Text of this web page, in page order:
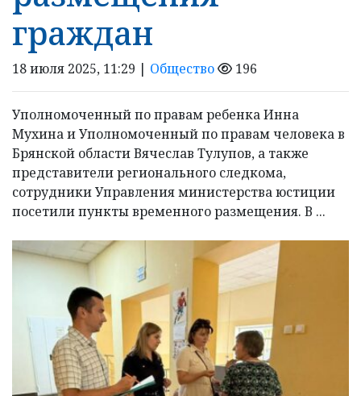
граждан
18 июля 2025, 11:29 | Общество 196
Уполномоченный по правам ребенка Инна
Мухина и Уполномоченный по правам человека в
Брянской области Вячеслав Тулупов, а также
представители регионального следкома,
сотрудники Управления министерства юстиции
посетили пункты временного размещения. В ...